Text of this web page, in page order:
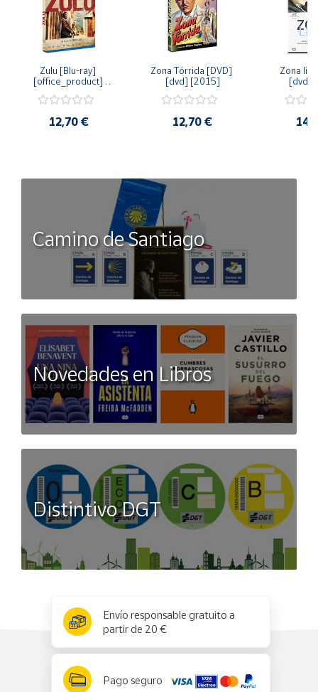
Zulu [Blu-ray]
[office_product]
12,70 €
Zona Tórrida [DVD]
[dvd] [2015]
12,70 €
Zona
[dvd]
Camino de Santiago
Novedades en Libros
Distintivo DGT
Envío responsable gratuito a
partir de 20 €
Pago seguro